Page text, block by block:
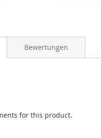
for this product.
Bewertungen